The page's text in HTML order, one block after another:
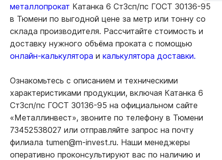
металлопрокат Катанка 6 Ст3сп/пс ГОСТ 30136-95
в Тюмени по выгодной цене за метр или тонну со
склада производителя. Рассчитайте стоимость и
доставку нужного объёма проката с помощью
онлайн-калькулятора и калькулятора доставки.
Ознакомьтесь с описанием и техническими
характеристиками продукции, включая Катанка 6
Ст3сп/пс ГОСТ 30136-95 на официальном сайте
«Металлинвест», звоните по телефону в Тюмени
73452538027 или отправляйте запрос на почту
филиала tumen@m-invest.ru. Наши менеджеры
оперативно проконсультируют вас по наличию и